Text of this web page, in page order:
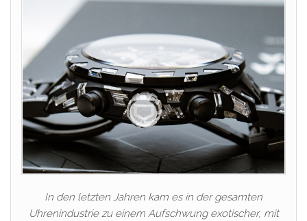
In den letzten Jahren kam es in der gesamten
Uhrenindustrie zu einem Aufschwung exotischer, mit